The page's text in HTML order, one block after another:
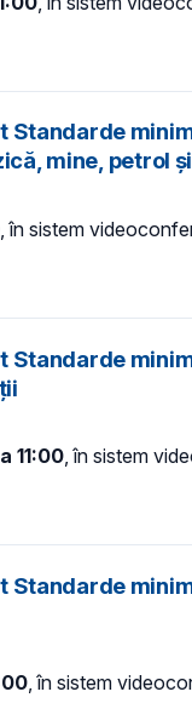
mine, petrol
, în sistem
11:00, în sistem
, în sistem